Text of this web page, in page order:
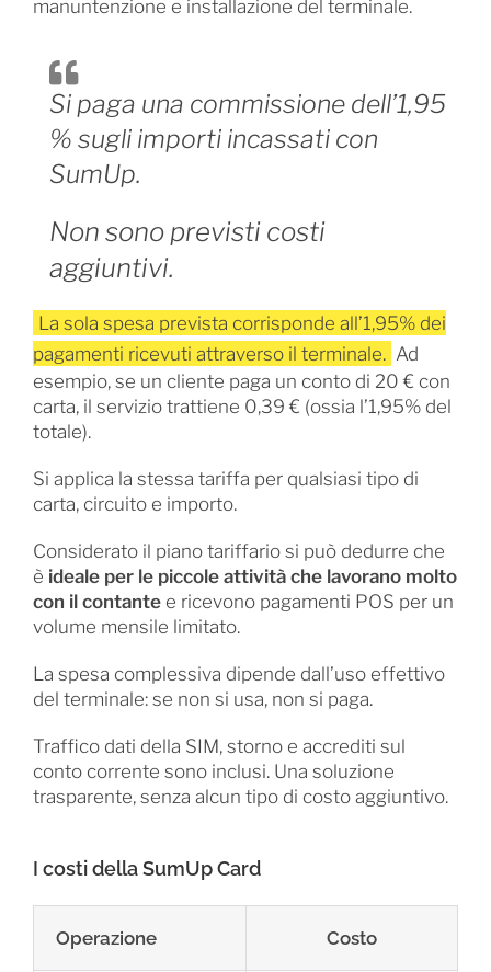
manuntenzione e installazione del terminale.
Si paga una commissione dell’1,95
% sugli importi incassati con
SumUp.
Non sono previsti costi
aggiuntivi.
La sola spesa prevista corrisponde all’1,95% dei
pagamenti ricevuti attraverso il terminale. Ad
esempio, se un cliente paga un conto di 20 € con
carta, il servizio trattiene 0,39 € (ossia l’1,95% del
totale).
Si applica la stessa tariffa per qualsiasi tipo di
carta, circuito e importo.
Considerato il piano tariffario si può dedurre che
è ideale per le piccole attività che lavorano molto
con il contantee ricevono pagamenti POS per un
volume mensile limitato.
La spesa complessiva dipende dall’uso effettivo
del terminale: se non si usa, non si paga.
Traffico dati della SIM, storno e accrediti sul
conto corrente sono inclusi. Una soluzione
trasparente, senza alcun tipo di costo aggiuntivo.
I costi della SumUp Card
Operazione Costo